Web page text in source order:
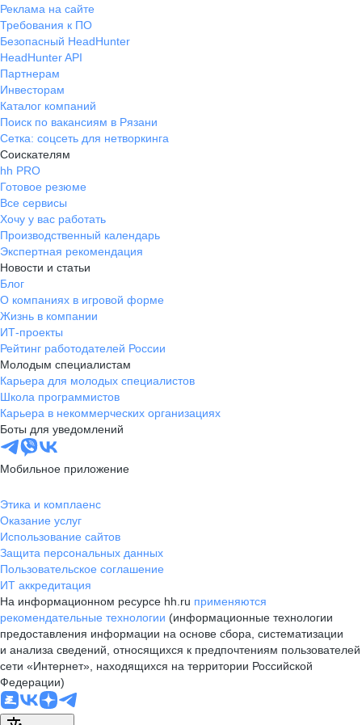
Реклама на сайте
Требования к ПО
Безопасный HeadHunter
HeadHunter API
Партнерам
Инвесторам
Каталог компаний
Поиск по вакансиям в Рязани
Сетка: соцсеть для нетворкинга
Соискателям
hh PRO
Готовое резюме
Все сервисы
Хочу у вас работать
Производственный календарь
Экспертная рекомендация
Новости и статьи
Блог
О компаниях в игровой форме
Жизнь в компании
ИТ-проекты
Рейтинг работодателей России
Молодым специалистам
Карьера для молодых специалистов
Школа программистов
Карьера в некоммерческих организациях
Боты для уведомлений
Мобильное приложение
Этика и комплаенс
Оказание услуг
Использование сайтов
Защита персональных данных
Пользовательское соглашение
ИТ аккредитация
На информационном ресурсе hh.ru применяются
рекомендательные технологии (информационные технологии
предоставления информации на основе сбора, систематизации
и анализа сведений, относящихся к предпочтениям пользователей
сети «Интернет», находящихся на территории Российской
Федерации)